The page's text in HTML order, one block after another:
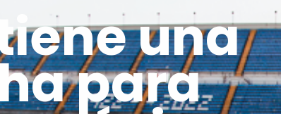
una
para